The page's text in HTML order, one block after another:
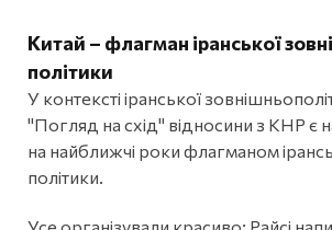
Китай – флагман іранської
політики
У контексті іранської
"Погляд на схід" відносини з КНР є
на найближчі роки флагманом
політики.